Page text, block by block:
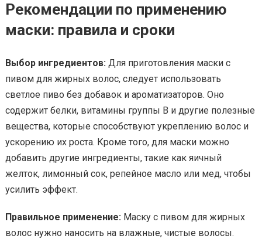
Рекомендации по применению
маски: правила и сроки
Выбор ингредиентов:Для приготовления маски с
пивом для жирных волос, следует использовать
светлое пиво без добавок и ароматизаторов. Оно
содержит белки, витамины группы В и другие полезные
вещества, которые способствуют укреплению волос и
ускорению их роста. Кроме того, для маски можно
добавить другие ингредиенты, такие как яичный
желток, лимонный сок, репейное масло или мед, чтобы
усилить эффект.
Правильное применение:Маску с пивом для жирных
волос нужно наносить на влажные, чистые волосы.